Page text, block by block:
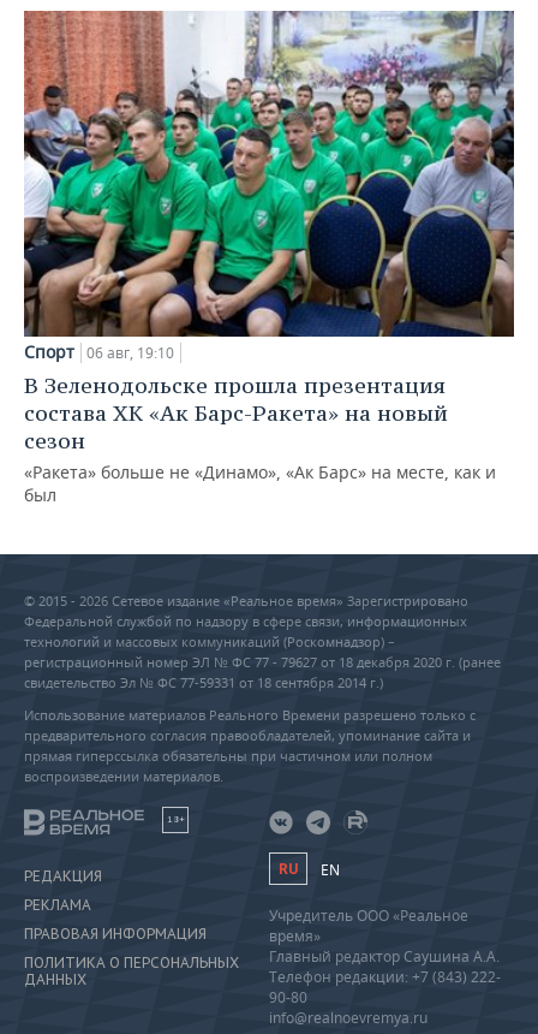
Спорт 06 авг, 19:10
В Зеленодольске прошла презентация
состава ХК «Ак Барс-Ракета» на новый
сезон
«Ракета» больше не «Динамо», «Ак Барс» на месте, как и
был
© 2015 - 2026 Сетевое издание «Реальное время» Зарегистрировано
Федеральной службой по надзору в сфере связи, информационных
технологий и массовых коммуникаций (Роскомнадзор) –
регистрационный номер ЭЛ № ФС 77 - 79627 от 18 декабря 2020 г. (ранее
свидетельство Эл № ФС 77-59331 от 18 сентября 2014 г.)
Использование материалов Реального Времени разрешено только с
предварительного согласия правообладателей, упоминание сайта и
прямая гиперссылка обязательны при частичном или полном
воспроизведении материалов.
18+
РЕДАКЦИЯ
РЕКЛАМА
ПРАВОВАЯ ИНФОРМАЦИЯ
ПОЛИТИКА О ПЕРСОНАЛЬНЫХ
ДАННЫХ
RU EN
Учредитель ООО «Реальное
время»
Главный редактор Саушина А.А.
Телефон редакции: +7 (843) 222-
90-80
info@realnoevremya.ru